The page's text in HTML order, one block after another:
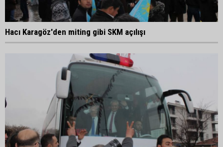
Hacı Karagöz'den miting gibi SKM açılışı